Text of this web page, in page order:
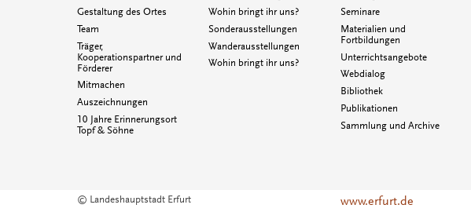
Gestaltung des Ortes
Team
Träger,
Kooperationspartner und
Förderer
Mitmachen
Auszeichnungen
10 Jahre Erinnerungsort
Topf & Söhne
Wohin bringt ihr uns?
Sonderausstellungen
Wanderausstellungen
Wohin bringt ihr uns?
Seminare
Materialien und
Fortbildungen
Unterrichtsangebote
Webdialog
Bibliothek
Publikationen
Sammlung und Archive
© Landeshauptstadt Erfurt www.erfurt.de